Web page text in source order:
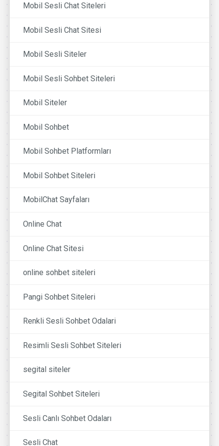
Mobil Sesli Chat Siteleri
Mobil Sesli Chat Sitesi
Mobil Sesli Siteler
Mobil Sesli Sohbet Siteleri
Mobil Siteler
Mobil Sohbet
Mobil Sohbet Platformları
Mobil Sohbet Siteleri
MobilChat Sayfaları
Online Chat
Online Chat Sitesi
online sohbet siteleri
Pangi Sohbet Siteleri
Renkli Sesli Sohbet Odalari
Resimli Sesli Sohbet Siteleri
segital siteler
Segital Sohbet Siteleri
Sesli Canlı Sohbet Odaları
Sesli Chat